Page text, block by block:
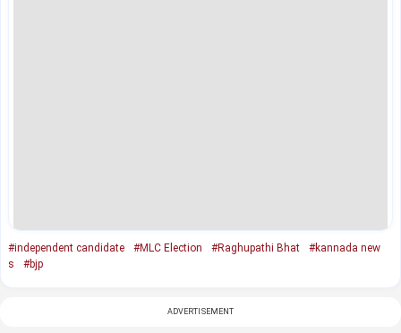
#independent candidate #MLC Election #Raghupathi Bhat
#kannada new
s
#bjp
ADVERTISEMENT